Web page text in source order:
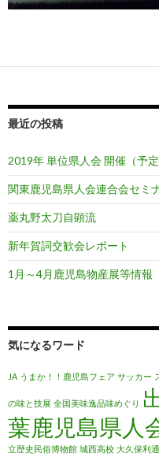
最近の投稿
2019年 単位県人会 開催（予定
関東鹿児島県人会連合会セミ
薬丸野太刀自顕流
新年賀詞交歓会レポート
1月～4月鹿児島物産展等情報
気になるワード
JA うまか！！鹿児島フェア サッカー
の味と技展 全国美味逸品味めぐり
葉鹿児島県人
立歴史民俗博物館 城西高校 大久保利通